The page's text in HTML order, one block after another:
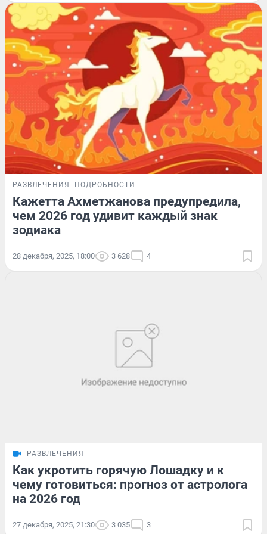
РАЗВЛЕЧЕНИЯ ПОДРОБНОСТИ
Кажетта Ахметжанова предупредила,
чем 2026 год удивит каждый знак
зодиака
28 декабря, 2025, 18:00 3 628 4
РАЗВЛЕЧЕНИЯ
Как укротить горячую Лошадку и к
чему готовиться: прогноз от астролога
на 2026 год
27 декабря, 2025, 21:30 3 035 3